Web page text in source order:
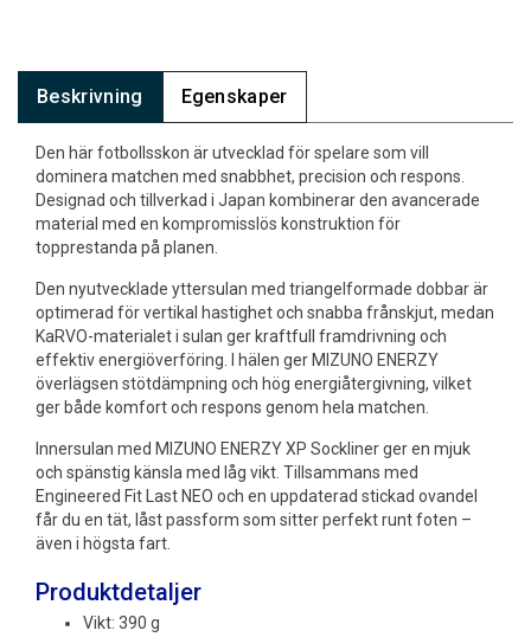
Beskrivning Egenskaper
Den här fotbollsskon är utvecklad för spelare som vill
dominera matchen med snabbhet, precision och respons.
Designad och tillverkad i Japan kombinerar den avancerade
material med en kompromisslös konstruktion för
topprestanda på planen.
Den nyutvecklade yttersulan med triangelformade dobbar är
optimerad för vertikal hastighet och snabba frånskjut, medan
KaRVO-materialet i sulan ger kraftfull framdrivning och
effektiv energiöverföring. I hälen ger MIZUNO ENERZY
överlägsen stötdämpning och hög energiåtergivning, vilket
ger både komfort och respons genom hela matchen.
Innersulan med MIZUNO ENERZY XP Sockliner ger en mjuk
och spänstig känsla med låg vikt. Tillsammans med
Engineered Fit Last NEO och en uppdaterad stickad ovandel
får du en tät, låst passform som sitter perfekt runt foten –
även i högsta fart.
Produktdetaljer
Vikt: 390 g